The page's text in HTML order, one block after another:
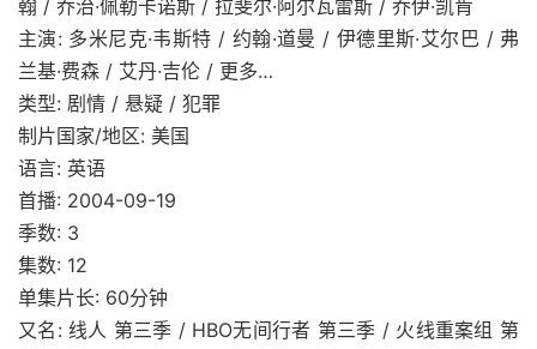
翰 / 乔治·佩勒卡诺斯 / 拉斐尔·阿尔瓦雷斯 / 乔伊·凯肯
主演: 多米尼克·韦斯特 / 约翰·道曼 / 伊德里斯·艾尔巴 / 弗
兰基·费森 / 艾丹·吉伦 / 更多…
类型: 剧情 / 悬疑 / 犯罪
制片国家/地区: 美国
语言: 英语
首播: 2004-09-19
季数: 3
集数: 12
单集片长: 60分钟
又名: 线人 第三季 / HBO无间行者 第三季 / 火线重案组 第